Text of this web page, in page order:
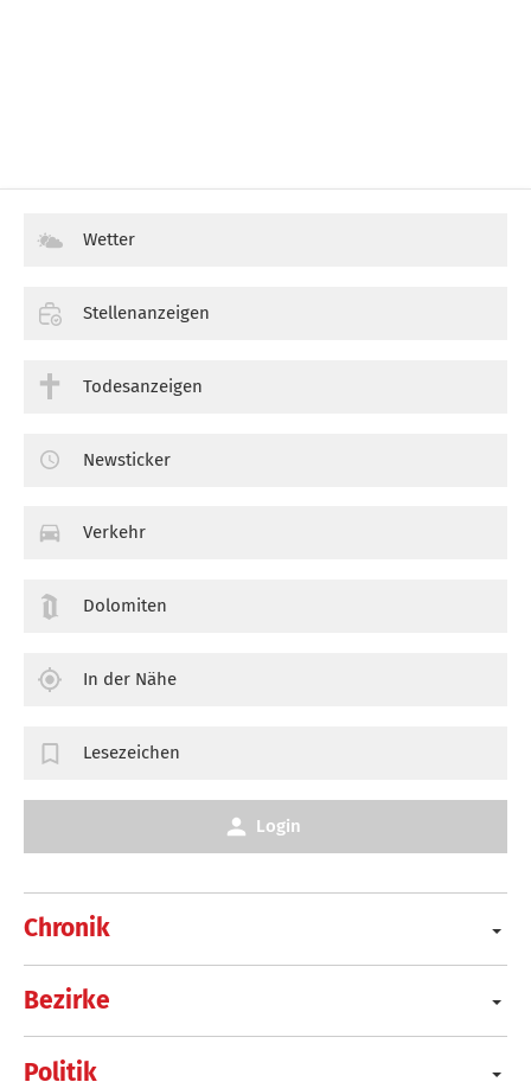
Chronik
Bezirke
Politik
Wetter
Stellenanzeigen
Todesanzeigen
Newsticker
Verkehr
Dolomiten
In der Nähe
Lesezeichen
Login